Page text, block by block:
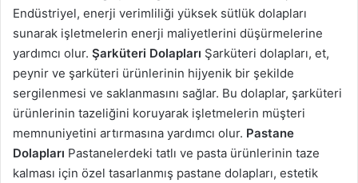
Endüstriyel, enerji verimliliği yüksek sütlük dolapları
sunarak işletmelerin enerji maliyetlerini düşürmelerine
yardımcı olur. Şarküteri Dolapları Şarküteri dolapları, et,
peynir ve şarküteri ürünlerinin hijyenik bir şekilde
sergilenmesi ve saklanmasını sağlar. Bu dolaplar, şarküteri
ürünlerinin tazeliğini koruyarak işletmelerin müşteri
memnuniyetini artırmasına yardımcı olur. Pastane
Dolapları Pastanelerdeki tatlı ve pasta ürünlerinin taze
kalması için özel tasarlanmış pastane dolapları, estetik